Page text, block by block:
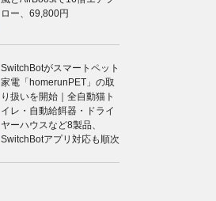
ロー、69,800円
SwitchBotがスマートペット
家電「homerunPET」の取
り扱いを開始｜全自動猫ト
イレ・自動給餌器・ドライ
ヤーハウスなど8製品、
SwitchBotアプリ対応も順次